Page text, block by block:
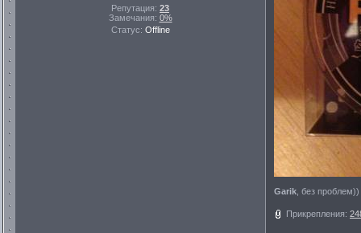
Репутация: 23
Замечания: 0%
Статус: Offline
Garik , без проблем))
Прикрепления: